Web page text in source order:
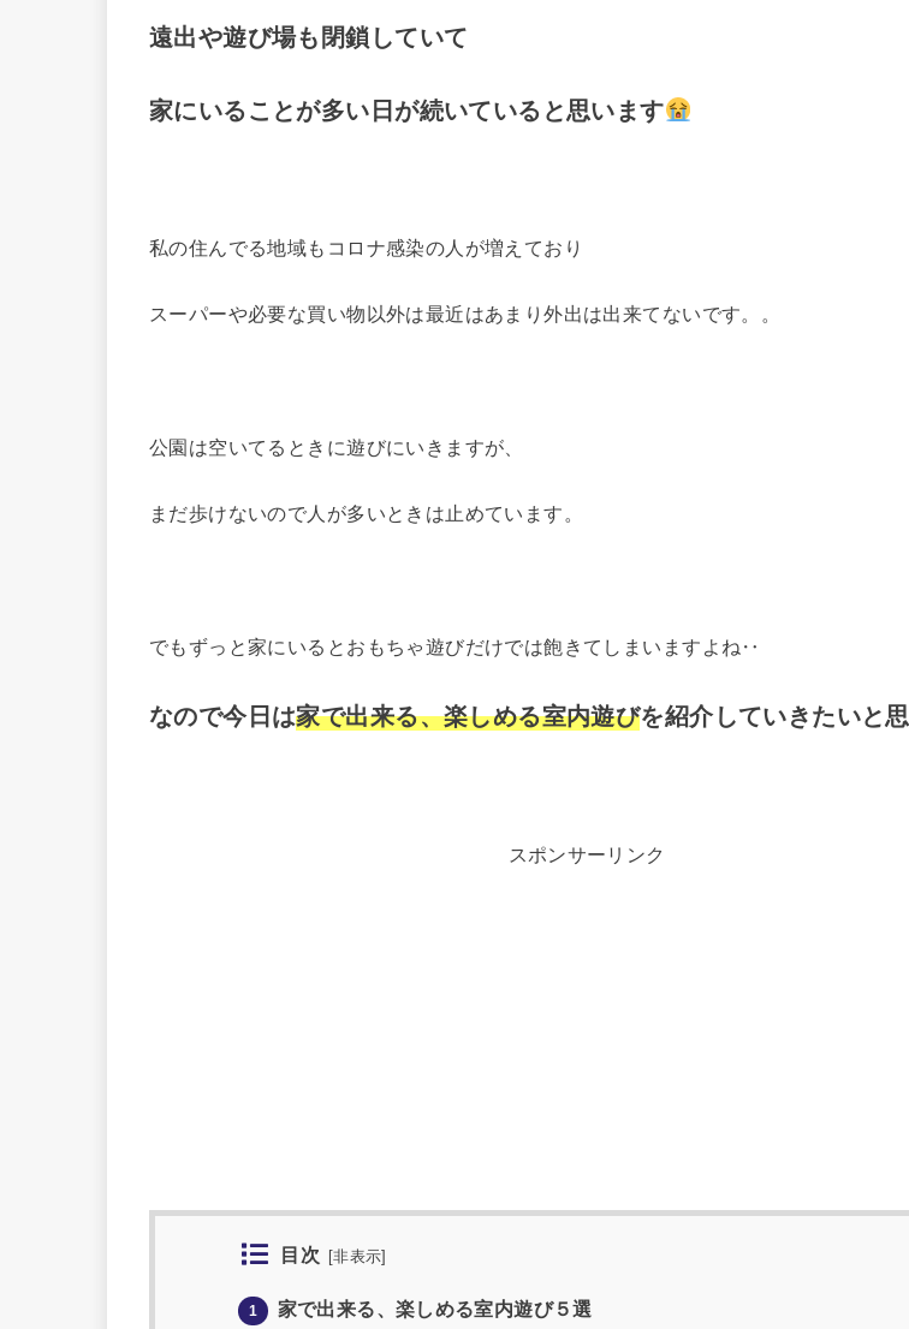
遠出や遊び場も閉鎖していて
家にいることが多い日が続いていると思います
私の住んでる地域もコロナ感染の人が増えており
スーパーや必要な買い物以外は最近はあまり外出は出来てないです。。
公園は空いてるときに遊びにいきますが、
まだ歩けないので人が多いときは止めています。
でもずっと家にいるとおもちゃ遊びだけでは飽きてしまいますよね‥
なので今日は家で出来る、楽しめる室内遊びを紹介していきたいと思
スポンサーリンク
目次 [非表示
1 家で出来る、楽しめる室内遊び５選